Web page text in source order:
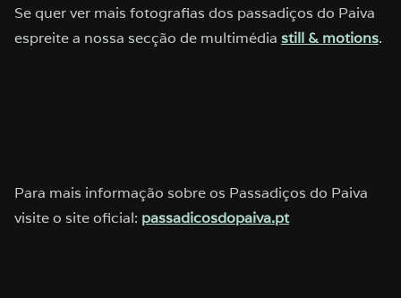
Se quer ver mais fotografias dos passadiços do Paiva
espreite a nossa secção de multimédia still & motions.
Para mais informação sobre os Passadiços do Paiva
visite o site oficial: passadicosdopaiva.pt